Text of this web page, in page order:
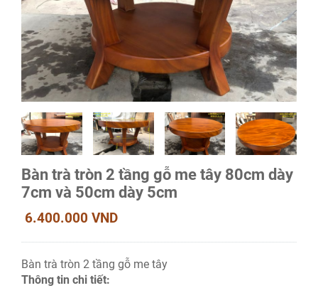
Bàn trà tròn 2 tầng gỗ me tây 80cm dày
7cm và 50cm dày 5cm
6.400.000 VND
Bàn trà tròn 2 tầng gỗ me tây
Thông tin chi tiết: